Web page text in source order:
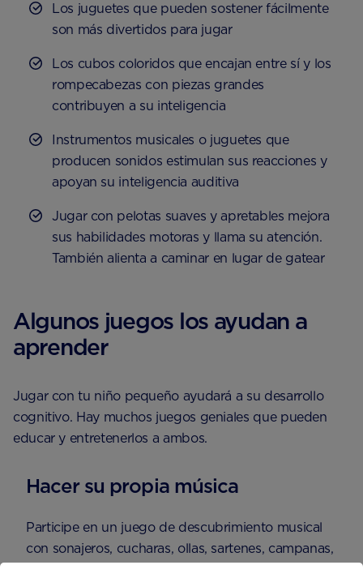
Los juguetes que pueden sostener fácilmente
son más divertidos para jugar
Los cubos coloridos que encajan entre sí y los
rompecabezas con piezas grandes
contribuyen a su inteligencia
Instrumentos musicales o juguetes que
producen sonidos estimulan sus reacciones y
apoyan su inteligencia auditiva
Jugar con pelotas suaves y apretables mejora
sus habilidades motoras y llama su atención.
También alienta a caminar en lugar de gatear
Algunos juegos los ayudan a
aprender
Jugar con tu niño pequeño ayudará a su desarrollo
cognitivo. Hay muchos juegos geniales que pueden
educar y entretenerlos a ambos.
Hacer su propia música
Participe en un juego de descubrimiento musical
con sonajeros, cucharas, ollas, sartenes, campanas,